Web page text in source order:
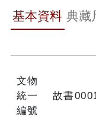
基本資料 典藏
文物
統一
編號
故書